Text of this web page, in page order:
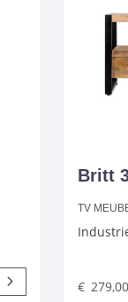
Britt
TV
€ 279,00